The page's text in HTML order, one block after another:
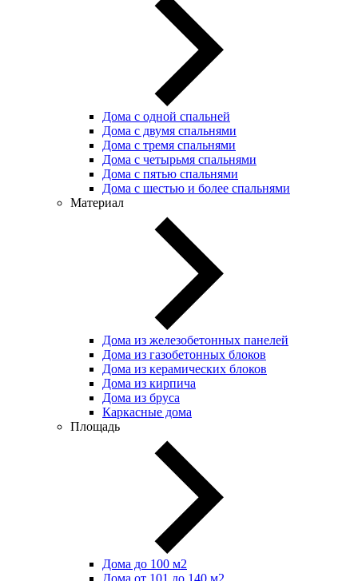
Дома с одной спальней
Дома с двумя спальнями
Дома с тремя спальнями
Дома с четырьмя спальнями
Дома с пятью спальнями
Дома с шестью и более спальнями
Материал
Дома из железобетонных панелей
Дома из газобетонных блоков
Дома из керамических блоков
Дома из кирпича
Дома из бруса
Каркасные дома
Площадь
Дома до 100 м2
Дома от 101 до 140 м2